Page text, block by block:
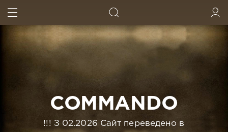
COMMANDO
!!! З 02.2026 Сайт переведено в